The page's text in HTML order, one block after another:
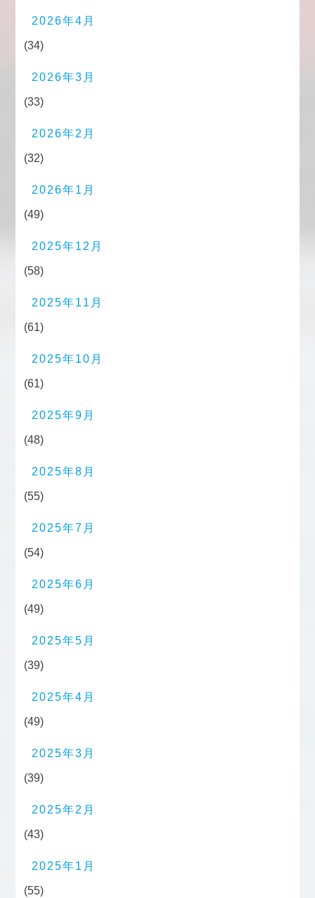
2026年4月
(34)
2026年3月
(33)
2026年2月
(32)
2026年1月
(49)
2025年12月
(58)
2025年11月
(61)
2025年10月
(61)
2025年9月
(48)
2025年8月
(55)
2025年7月
(54)
2025年6月
(49)
2025年5月
(39)
2025年4月
(49)
2025年3月
(39)
2025年2月
(43)
2025年1月
(55)